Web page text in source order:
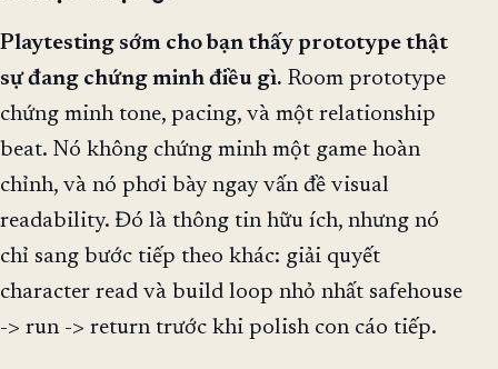
Playtesting sớm cho bạn thấy prototype thật
sự đang chứng minh điều gì. Room prototype
chứng minh tone, pacing, và một relationship
beat. Nó không chứng minh một game hoàn
chỉnh, và nó phơi bày ngay vấn đề visual
readability. Đó là thông tin hữu ích, nhưng nó
chỉ sang bước tiếp theo khác: giải quyết
character read và build loop nhỏ nhất safehouse
-> run -> return trước khi polish con cáo tiếp.